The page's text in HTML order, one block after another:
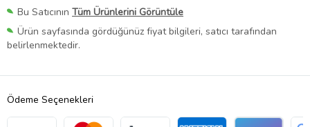
Bu Satıcının Tüm Ürünlerini Görüntüle
Ürün sayfasında gördüğünüz fiyat bilgileri, satıcı tarafından
belirlenmektedir.
Ödeme Seçenekleri